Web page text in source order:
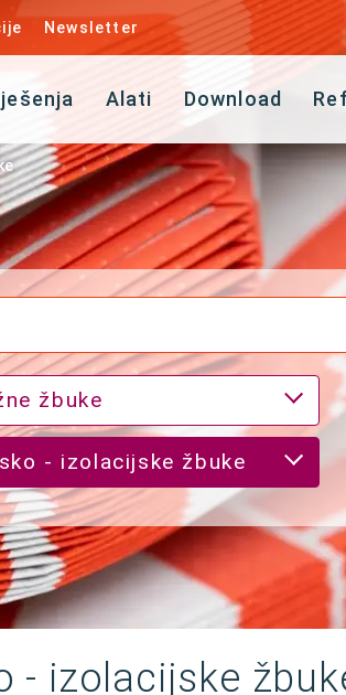
Newsletter
Alati Download
žbuke
- izolacijske žbuke
- izolacijske